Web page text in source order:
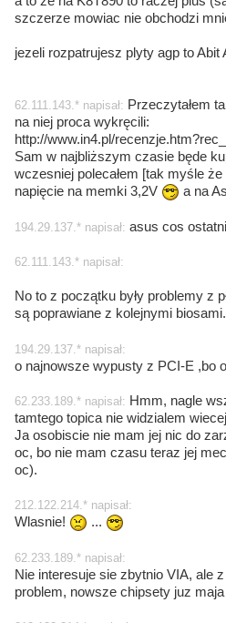
szczerze mowiac nie obchodzi
jezeli rozpatrujesz plyty agp to Abit
62.111.143.* napisał: Przeczytałem
na niej proca wykręcili:
http://www.in4.pl/
Sam w najbliższym czasie będe
wczesniej polecałem [tak myśle
napięcie na memki 3,2V
a na
194.29.137.* napisał: asus cos
62.111.143.* napisał:
No to z początku były problemy z
są poprawiane z kolejnymi
194.29.137.* napisał:
o najnowsze wypusty z PCI-E ,bo
62.233.189.* napisał: Hmm, nagle
tamtego topica nie widzialem
Ja osobiscie nie mam jej nic do
oc, bo nie mam czasu teraz jej
oc).
212.122.214.* napisał:
Wlasnie! ...
62.233.189.* napisał:
Nie interesuje sie zbytnio VIA, ale
problem, nowsze chipsety juz